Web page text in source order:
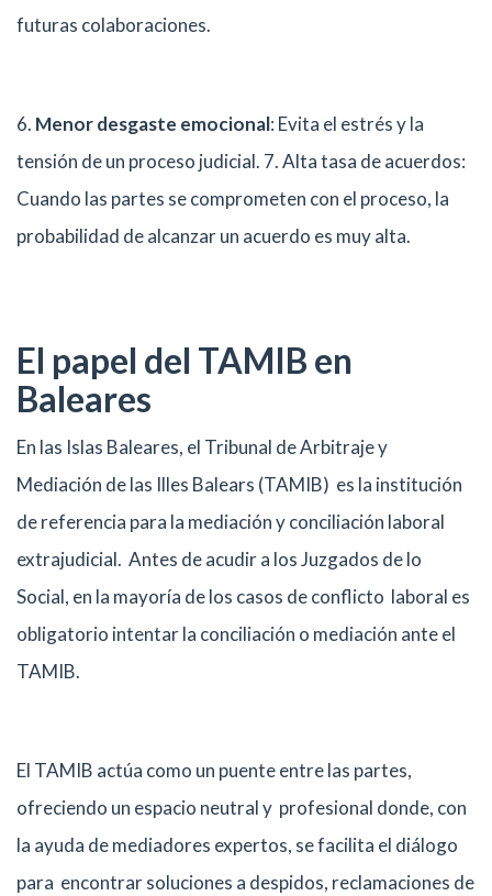
futuras colaboraciones.
6. Menor desgaste emocional: Evita el estrés y la
tensión de un proceso judicial. 7. Alta tasa de acuerdos:
Cuando las partes se comprometen con el proceso, la
probabilidad de alcanzar un acuerdo es muy alta.
El papel del TAMIB en
Baleares
En las Islas Baleares, el Tribunal de Arbitraje y
Mediación de las Illes Balears (TAMIB) es la institución
de referencia para la mediación y conciliación laboral
extrajudicial. Antes de acudir a los Juzgados de lo
Social, en la mayoría de los casos de conflicto laboral es
obligatorio intentar la conciliación o mediación ante el
TAMIB.
El TAMIB actúa como un puente entre las partes,
ofreciendo un espacio neutral y profesional donde, con
la ayuda de mediadores expertos, se facilita el diálogo
para encontrar soluciones a despidos, reclamaciones de